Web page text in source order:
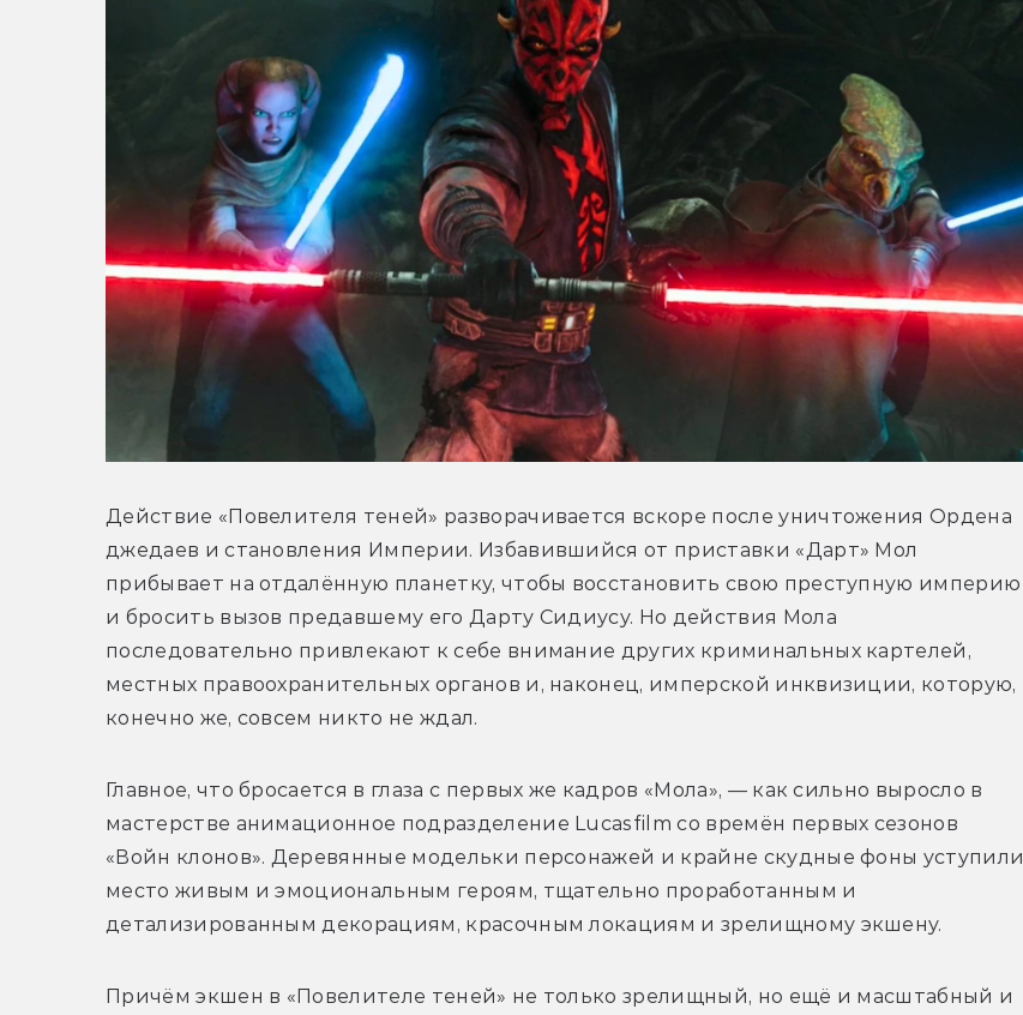
Действие «Повелителя теней» разворачивается вскоре после уничтожения Ордена
джедаев и становления Империи. Избавившийся от приставки «Дарт» Мол
прибывает на отдалённую планетку, чтобы восстановить свою преступную империю
и бросить вызов предавшему его Дарту Сидиусу. Но действия Мола
последовательно привлекают к себе внимание других криминальных картелей,
местных правоохранительных органов и, наконец, имперской инквизиции, которую,
конечно же, совсем никто не ждал.
Главное, что бросается в глаза с первых же кадров «Мола», — как сильно выросло в
мастерстве анимационное подразделение Lucasfilm со времён первых сезонов
«Войн клонов». Деревянные модельки персонажей и крайне скудные фоны уступили
место живым и эмоциональным героям, тщательно проработанным и
детализированным декорациям, красочным локациям и зрелищному экшену.
Причём экшен в «Повелителе теней» не только зрелищный, но ещё и масштабный и